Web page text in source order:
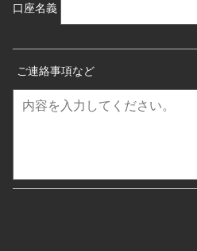
口座名義
ご連絡事項など